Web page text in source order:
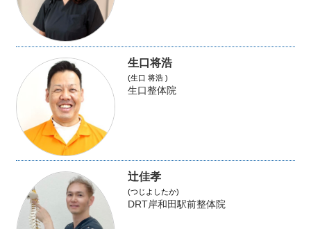
生口将浩
(生口 将浩 )
生口整体院
辻佳孝
(つじよしたか)
DRT岸和田駅前整体院